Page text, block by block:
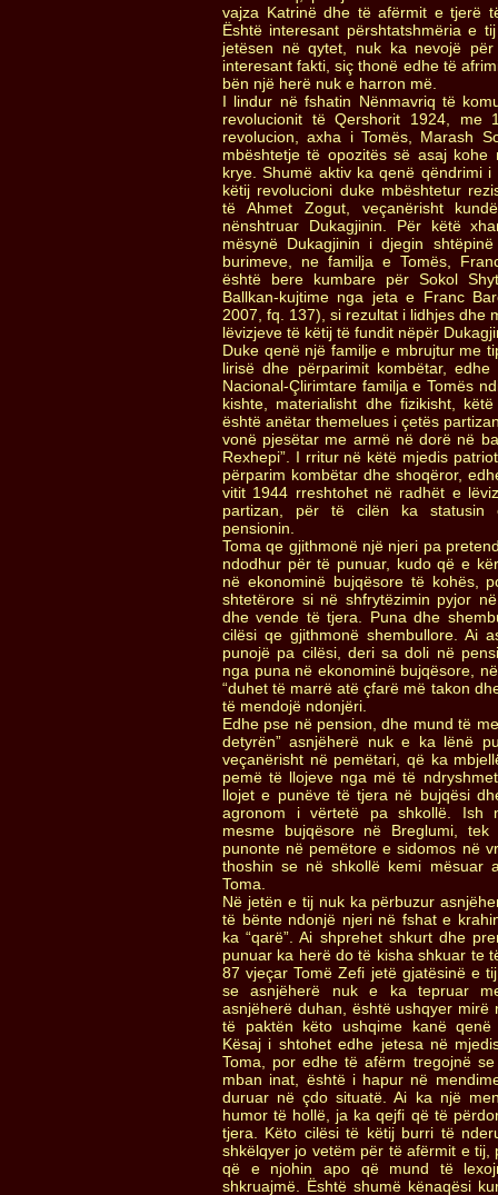
vajza Katrinë dhe të afërmit e tjerë
Është interesant përshtatshmëria e
jetësen në qytet, nuk ka nevojë
interesant fakti, siç thonë edhe të
bën një herë nuk e harron më.
I lindur në fshatin Nënmavriq të
revolucionit të Qershorit 1924, me
revolucion, axha i Tomës, Marash
mbështetje të opozitës së asaj kohe
krye. Shumë aktiv ka qenë qëndrimi
këtij revolucioni duke mbështetur
të Ahmet Zogut, veçanërisht
nënshtruar Dukagjinin. Për këtë
mësynë Dukagjinin i djegin
burimeve, ne familja e Tomës,
është bere kumbare për Sokol
Ballkan-kujtime nga jeta e Franc
2007, fq. 137), si rezultat i lidhjes dhe
lëvizjeve të këtij të fundit nëpër
Duke qenë një familje e mbrujtur me
lirisë dhe përparimit kombëtar,
Nacional-Çlirimtare familja e Tomës
kishte, materialisht dhe fizikisht,
është anëtar themelues i çetës
vonë pjesëtar me armë në dorë në
Rexhepi”. I rritur në këtë mjedis
përparim kombëtar dhe shoqëror,
vitit 1944 rreshtohet në radhët e
partizan, për të cilën ka statusin
pensionin.
Toma qe gjithmonë një njeri pa
ndodhur për të punuar, kudo që e
në ekonominë bujqësore të kohës,
shtetërore si në shfrytëzimin pyjor
dhe vende të tjera. Puna dhe
cilësi qe gjithmonë shembullore. Ai
punojë pa cilësi, deri sa doli në
nga puna në ekonominë bujqësore,
“duhet të marrë atë çfarë më takon
të mendojë ndonjëri.
Edhe pse në pension, dhe mund të
detyrën” asnjëherë nuk e ka lënë
veçanërisht në pemëtari, që ka
pemë të llojeve nga më të
llojet e punëve të tjera në bujqësi
agronom i vërtetë pa shkollë. Ish
mesme bujqësore në Breglumi,
punonte në pemëtore e sidomos në
thoshin se në shkollë kemi mësuar
Toma.
Në jetën e tij nuk ka përbuzur
të bënte ndonjë njeri në fshat e
ka “qarë”. Ai shprehet shkurt dhe
punuar ka herë do të kisha shkuar te
87 vjeçar Tomë Zefi jetë gjatësinë e
se asnjëherë nuk e ka tepruar
asnjëherë duhan, është ushqyer mirë
të paktën këto ushqime kanë qenë
Kësaj i shtohet edhe jetesa në
Toma, por edhe të afërm tregojnë
mban inat, është i hapur në
duruar në çdo situatë. Ai ka një
humor të hollë, ja ka qejfi që të
tjera. Këto cilësi të këtij burri të
shkëlqyer jo vetëm për të afërmit e tij,
që e njohin apo që mund të
shkruajmë. Është shumë kënaqësi